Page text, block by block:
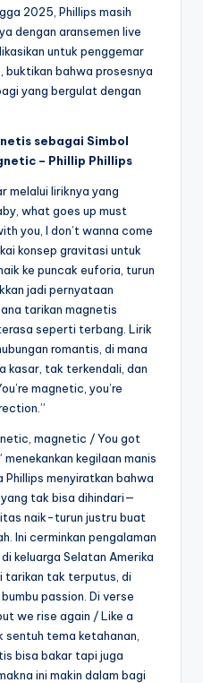
2025, Phillips masih
dengan aransemen live
untuk penggemar
buktikan bahwa prosesnya
yang bergulat dengan
sebagai Simbol
– Phillip Phillips
melalui liriknya yang
what goes up must
you, I don’t wanna come
konsep gravitasi untuk
ke puncak euforia, turun
jadi pernyataan
tarikan magnetis
seperti terbang. Lirik
romantis, di mana
kasar, tak terkendali, dan
magnetic, you’re
magnetic / You got
menekankan kegilaan manis
menyiratkan bahwa
tak bisa dihindari—
naik-turun justru buat
Ini cerminkan pengalaman
keluarga Selatan Amerika
tarikan tak terputus, di
passion. Di verse
we rise again / Like a
sentuh tema ketahanan,
bisa bakar tapi juga
ini makin dalam bagi